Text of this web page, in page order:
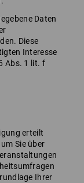
Daten
Diese
Interesse
Abs. 1 lit. f
erteilt
Sie über
Ihrer